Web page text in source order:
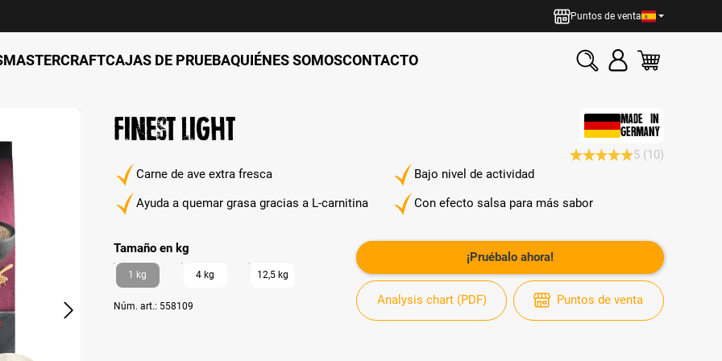
Puntos de venta
MASTERCRAFTCAJAS DE PRUEBAQUIÉNES SOMOSCONTACTO
Finest Light
MADE IN
GERMANY
5 (10)
Carne de ave extra fresca
Bajo nivel de actividad
Ayuda a quemar grasa gracias a L-carnitina
Con efecto salsa para más sabor
Tamaño en kgauswählen
1 kg 4 kg 12,5 kg
Núm. art.: 558109
¡Pruébalo ahora!
Analysis chart (PDF) Puntos de venta